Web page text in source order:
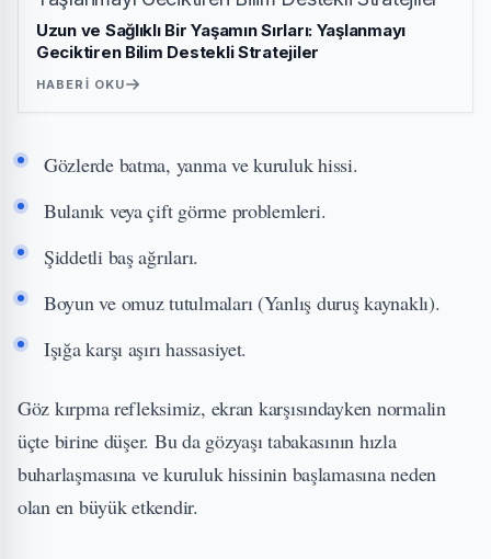
Uzun ve Sağlıklı Bir Yaşamın Sırları: Yaşlanmayı
Geciktiren Bilim Destekli Stratejiler
HABERI OKU
Gözlerde batma, yanma ve kuruluk hissi.
Bulanık veya çift görme problemleri.
Şiddetli baş ağrıları.
Boyun ve omuz tutulmaları (Yanlış duruş kaynaklı).
Işığa karşı aşırı hassasiyet.
Göz kırpma refleksimiz, ekran karşısındayken normalin
üçte birine düşer. Bu da gözyaşı tabakasının hızla
buharlaşmasına ve kuruluk hissinin başlamasına neden
olan en büyük etkendir.